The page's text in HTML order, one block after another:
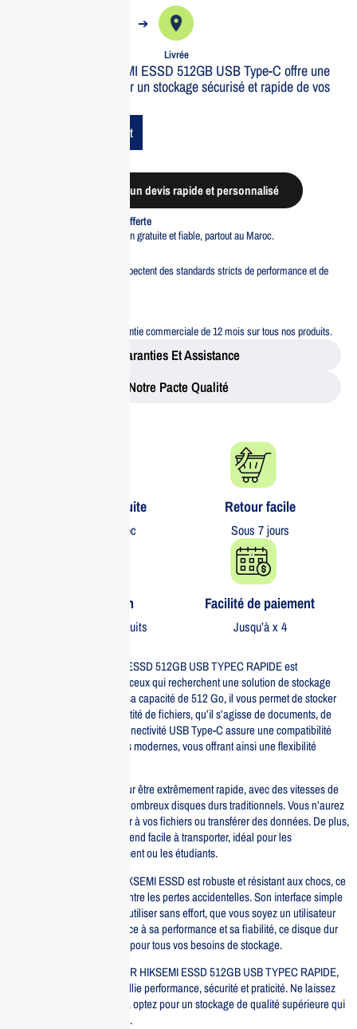
➔
Livrée
Le disque dur HIKSEMI ESSD 512GB USB Type-C offre une
vitesse incroyable pour un stockage sécurisé et rapide de vos
Add To Cart
Demander un devis rapide et personnalisé
Livraison standard offerte
Profitez d’une livraison gratuite et fiable, partout au Maroc.
Tous nos produits respectent des standards stricts de performance et de
Bénéficiez d’une garantie commerciale de 12 mois sur tous nos produits.
Garanties Et Assistance
Notre Pacte Qualité
Livraison gratuite​
partout au Maroc
Retour facile​
Sous 7 jours
Garantie 1 an
Sur tous nos produits
Facilité de paiement
Jusqu’à x 4
Le DISQUE DUR HIKSEMI ESSD 512GB USB TYPEC RAPIDE est
l’accessoire idéal pour tous ceux qui recherchent une solution de stockage
performante et fiable. Avec sa capacité de 512 Go, il vous permet de stocker
facilement une grande quantité de fichiers, qu’il s’agisse de documents, de
photos ou de vidéos. Sa connectivité USB Type-C assure une compatibilité
avec de nombreux appareils modernes, vous offrant ainsi une flexibilité
Ce disque dur est conçu pour être extrêmement rapide, avec des vitesses de
transfert qui surpassent de nombreux disques durs traditionnels. Vous n’aurez
plus à attendre pour accéder à vos fichiers ou transférer des données. De plus,
sa conception compacte le rend facile à transporter, idéal pour les
professionnels en déplacement ou les étudiants.
En termes de sécurité, le HIKSEMI ESSD est robuste et résistant aux chocs, ce
qui protège vos données contre les pertes accidentelles. Son interface simple
et intuitive vous permet de l’utiliser sans effort, que vous soyez un utilisateur
novice ou expérimenté. Grâce à sa performance et sa fiabilité, ce disque dur
est un choix incontournable pour tous vos besoins de stockage.
Investir dans le DISQUE DUR HIKSEMI ESSD 512GB USB TYPEC RAPIDE,
c’est choisir un produit qui allie performance, sécurité et praticité. Ne laissez
pas vos données au hasard, optez pour un stockage de qualité supérieure qui
répond à toutes vos attentes.